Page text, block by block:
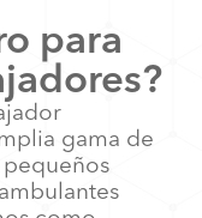
para
gama de
pequeños